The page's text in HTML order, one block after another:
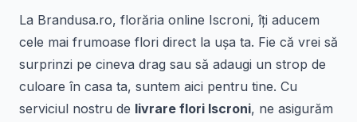
La Brandusa.ro, florăria online Iscroni, îți aducem
cele mai frumoase flori direct la ușa ta. Fie că vrei să
surprinzi pe cineva drag sau să adaugi un strop de
culoare în casa ta, suntem aici pentru tine. Cu
serviciul nostru de livrare flori Iscroni, ne asigurăm